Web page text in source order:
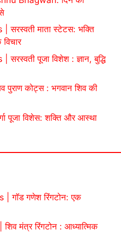
माता स्टेटस: भक्ति
पूजा विशेश : ज्ञान, बुद्धि
कोट्स : भगवान शिव की
पूजा विशेस: शक्ति और आस्था
गॉड गणेश रिंगटोन: एक
मंत्र रिंगटोन : आध्यात्मिक